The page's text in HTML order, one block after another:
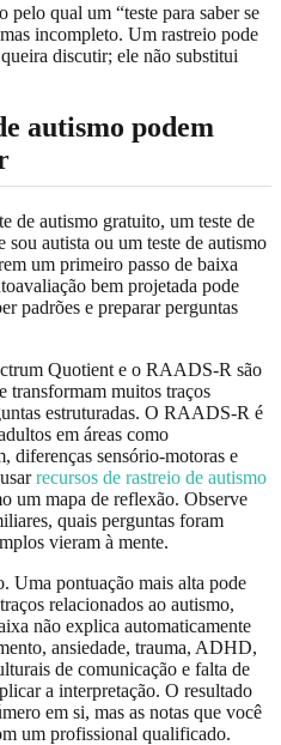
pelo qual um “teste para saber se
incompleto. Um rastreio pode
discutir; ele não substitui
autismo podem
de autismo gratuito, um teste de
sou autista ou um teste de autismo
um primeiro passo de baixa
bem projetada pode
padrões e preparar perguntas
Quotient e o RAADS-R são
transformam muitos traços
estruturadas. O RAADS-R é
em áreas como
diferenças sensório-motoras e
recursos de rastreio de autismo
um mapa de reflexão. Observe
quais perguntas foram
vieram à mente.
Uma pontuação mais alta pode
relacionados ao autismo,
não explica automaticamente
ansiedade, trauma, ADHD,
de comunicação e falta de
a interpretação. O resultado
em si, mas as notas que você
um profissional qualificado.